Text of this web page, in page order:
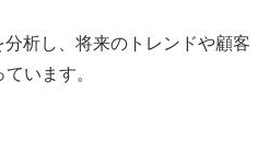
析し、将来のトレンドや顧客
います。